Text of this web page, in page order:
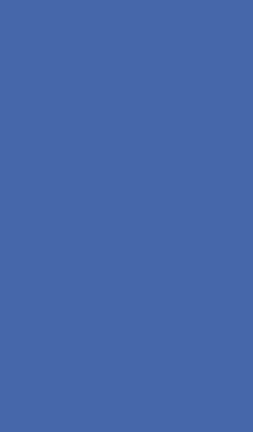
другими
позволяет не
информации между
означает: вы
чётким
контрольных
возникают новые
всегда можете